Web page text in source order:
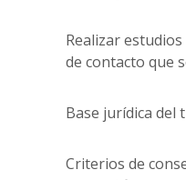
Realizar
de contacto que
Base jurídica del
Criterios de